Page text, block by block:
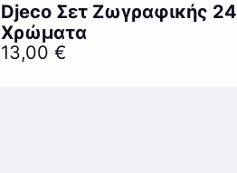
Djeco Σετ Ζωγραφικής 24
Χρώματα
13,00€